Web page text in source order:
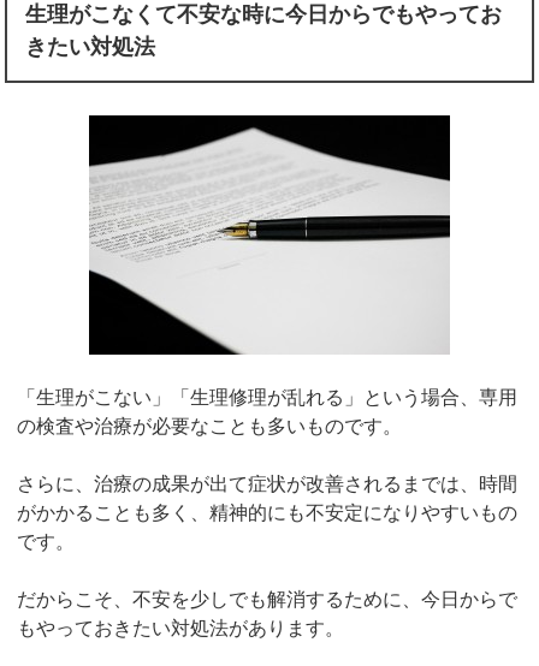
生理がこなくて不安な時に今日からでもやってお
きたい対処法
「生理がこない」「生理修理が乱れる」という場合、専用
の検査や治療が必要なことも多いものです。
さらに、治療の成果が出て症状が改善されるまでは、時間
がかかることも多く、精神的にも不安定になりやすいもの
です。
だからこそ、不安を少しでも解消するために、今日からで
もやっておきたい対処法があります。